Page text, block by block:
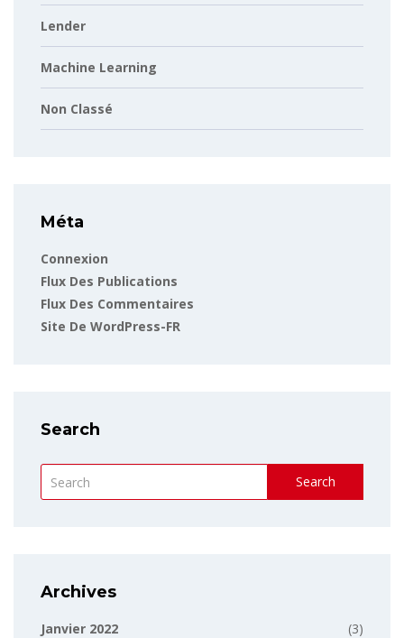
Lender
Machine Learning
Non Classé
Méta
Connexion
Flux Des Publications
Flux Des Commentaires
Site De WordPress-FR
Search
Search
Archives
Janvier 2022 (3)